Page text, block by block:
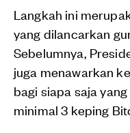
Langkah ini
yang dilancarkan
Sebelumnya,
juga menawarkan
bagi siapa saja
minimal 3 keping